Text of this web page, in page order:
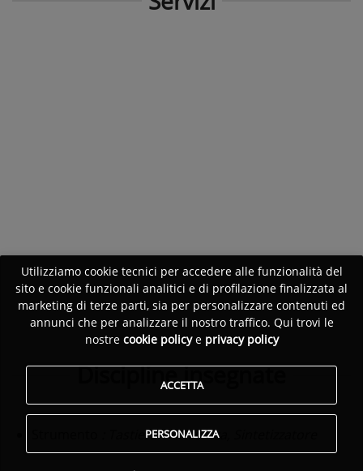
Discipline insegnate
: Tastiera elettronica, Sintetizzatore
Utilizziamo cookie tecnici per accedere alle funzionalità del
sito e cookie funzionali analitici e di profilazione finalizzata al
marketing di terze parti, sia per personalizzare contenuti ed
annunci che per analizzare il nostro traffico. Qui trovi le
nostre cookie policye privacy policy
ACCETTA
PERSONALIZZA